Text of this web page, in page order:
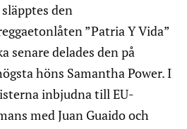
släpptes den
”Patria Y Vida”
senare delades den på
höns Samantha Power. I
inbjudna till EU-
med Juan Guaido och